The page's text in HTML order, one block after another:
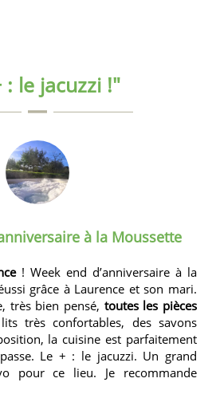
: le jacuzzi !"
à la Moussette
! Week end d’anniversaire à la
grâce à Laurence et son mari.
très bien pensé, toutes les pièces
très confortables, des savons
la cuisine est parfaitement
Le + : le jacuzzi. Un grand
pour ce lieu. Je recommande